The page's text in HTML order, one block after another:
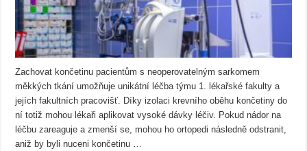
Zachovat končetinu pacientům s neoperovatelným sarkomem
měkkých tkání umožňuje unikátní léčba týmu 1. lékařské fakulty a
jejích fakultních pracovišť. Díky izolaci krevního oběhu končetiny do
ní totiž mohou lékaři aplikovat vysoké dávky léčiv. Pokud nádor na
léčbu zareaguje a zmenší se, mohou ho ortopedi následně odstranit,
aniž by byli nuceni končetinu …